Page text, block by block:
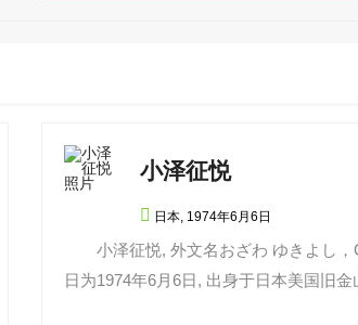
小泽征悦
 日本, 1974年6月6日
小泽征悦, 外文名おざわ ゆきよし
日为1974年6月6日, 出身于日本美国旧金